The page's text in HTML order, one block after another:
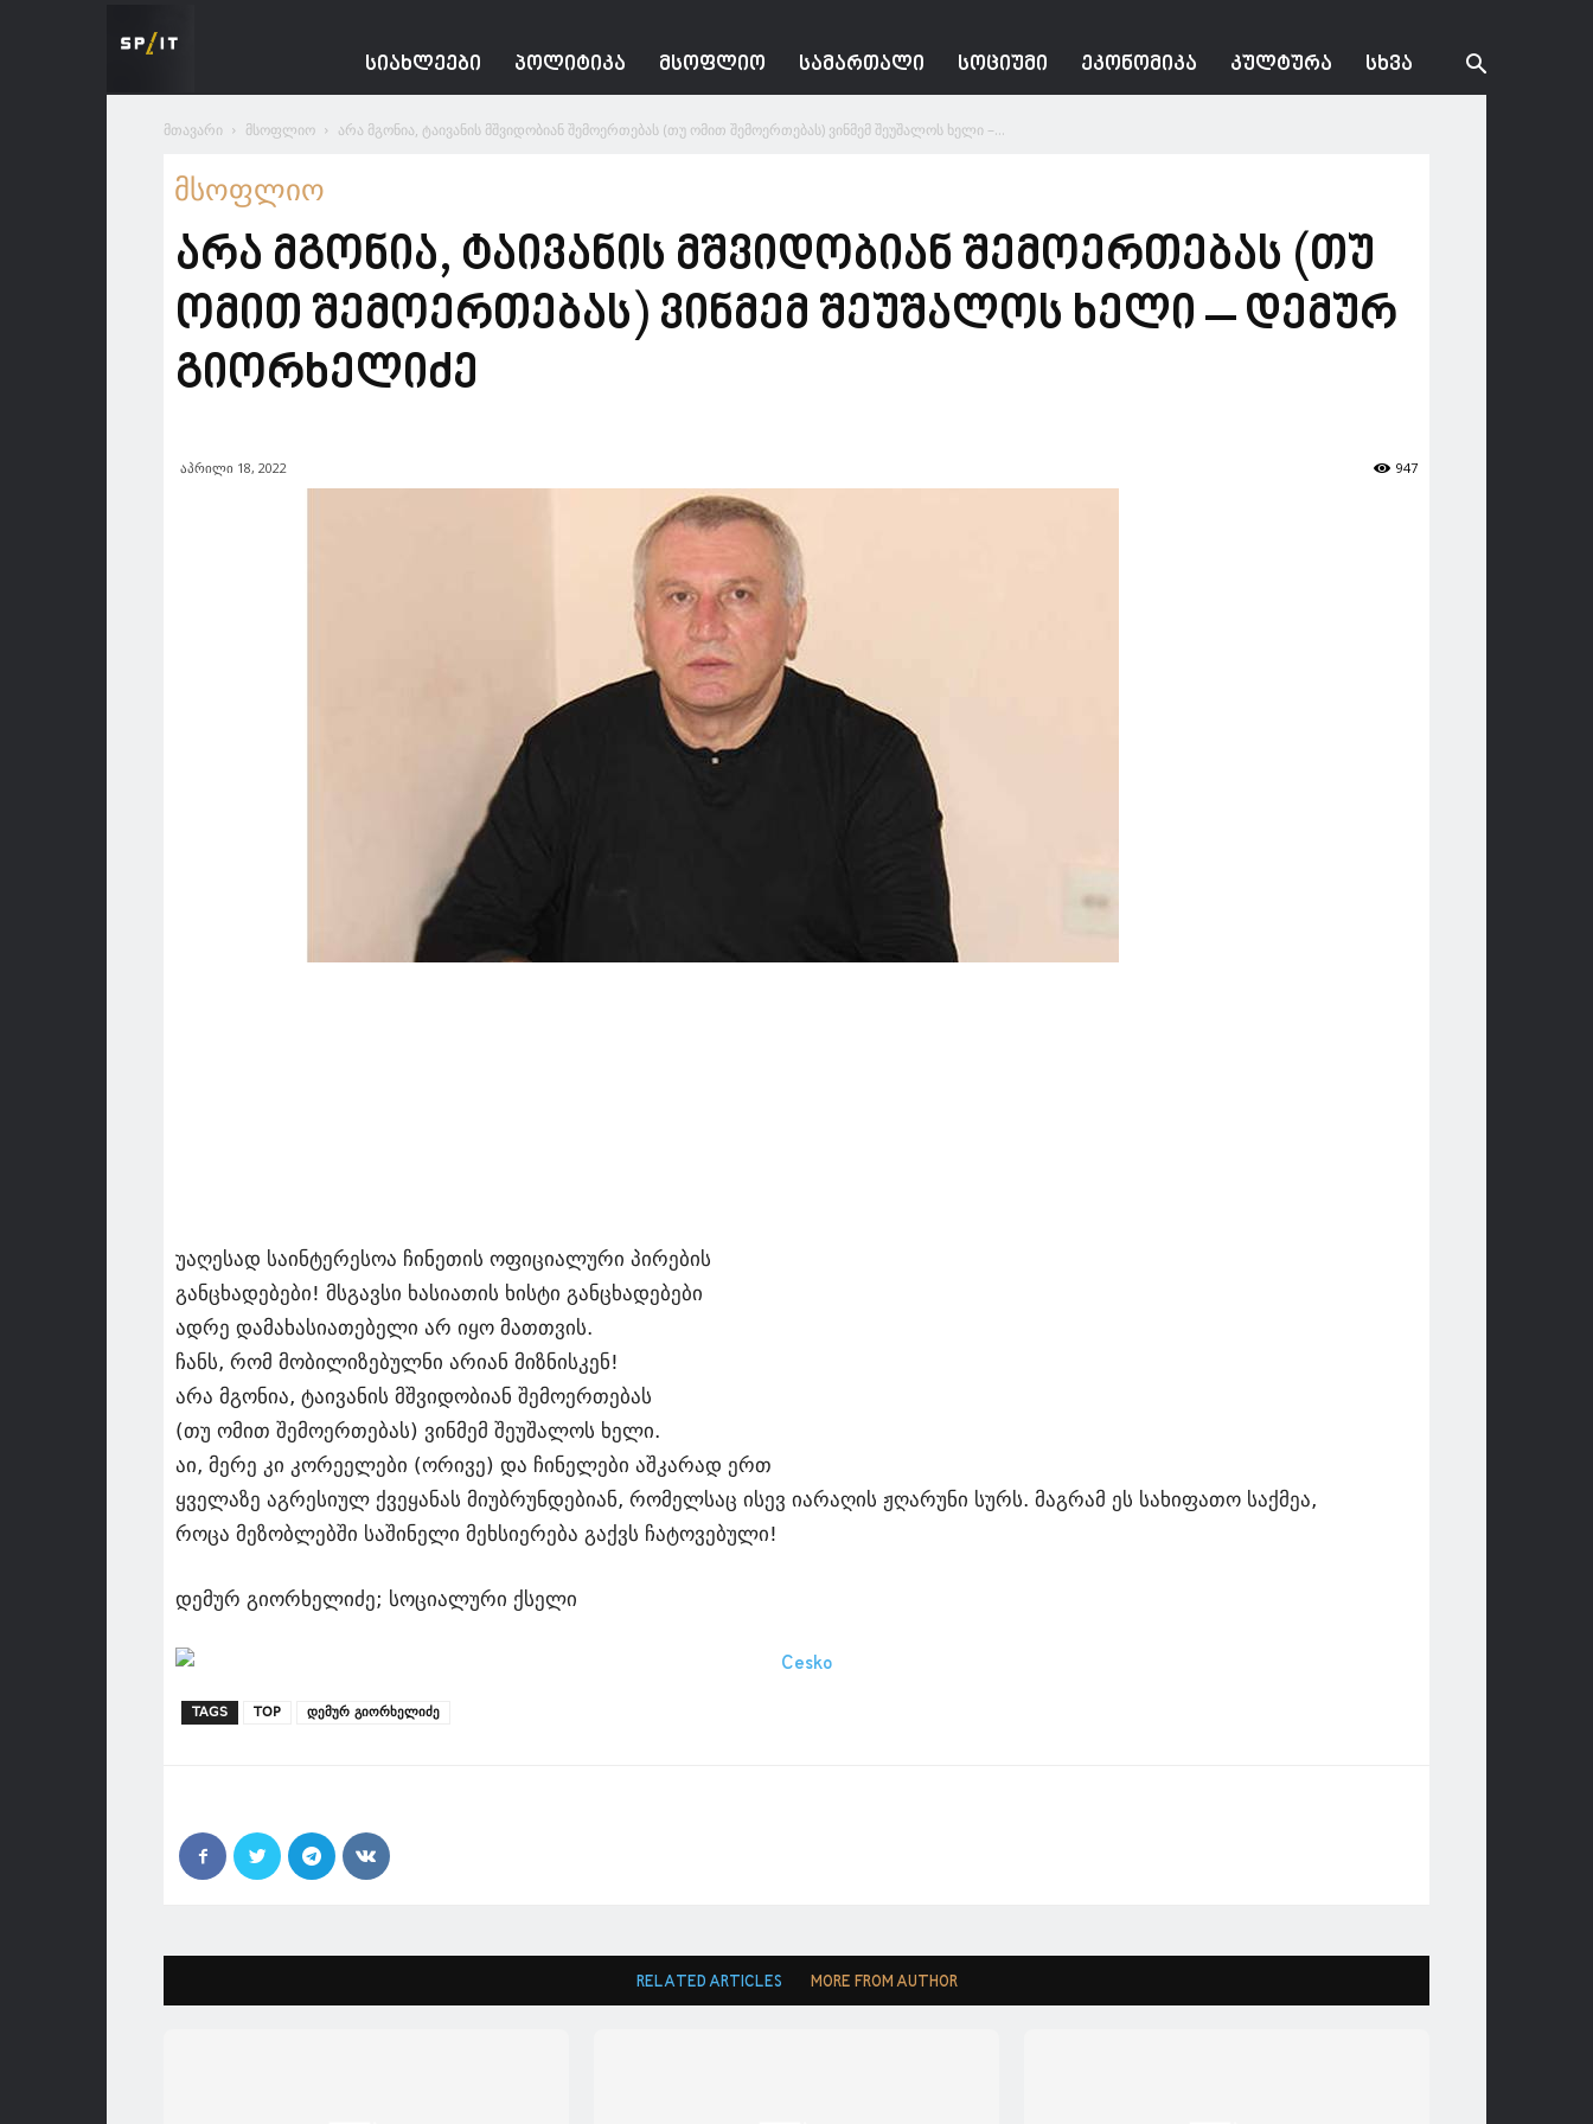
ᲡᲘᲐᲮᲚᲔᲔᲑᲘ ᲞᲝᲚᲘᲢᲘᲙᲐ ᲛᲡᲝᲤᲚᲘᲝ ᲡᲐᲛᲐᲠᲗᲐᲚᲘ ᲡᲝᲪᲘᲣᲛᲘ ᲔᲙᲝᲜᲝᲛᲘᲙᲐ ᲙᲣᲚᲢᲣᲠᲐ ᲡᲮᲕᲐ
მთავარი მსოფლიო არა მგონია, ტაივანის მშვიდობიან შემოერთებას (თუ ომით შემოერთებას) ვინმემ შეუშალოს ხელი –...
მსოფლიო
არა მგონია, ტაივანის მშვიდობიან შემოერთებას (თუ
ომით შემოერთებას) ვინმემ შეუშალოს ხელი – დემურ
გიორხელიძე
აპრილი 18, 2022 947
უაღესად საინტერესოა ჩინეთის ოფიციალური პირების
განცხადებები! მსგავსი ხასიათის ხისტი განცხადებები
ადრე დამახასიათებელი არ იყო მათთვის.
ჩანს, რომ მობილიზებულნი არიან მიზნისკენ!
არა მგონია, ტაივანის მშვიდობიან შემოერთებას
(თუ ომით შემოერთებას) ვინმემ შეუშალოს ხელი.
აი, მერე კი კორეელები (ორივე) და ჩინელები აშკარად ერთ
ყველაზე აგრესიულ ქვეყანას მიუბრუნდებიან, რომელსაც ისევ იარაღის ჟღარუნი სურს. მაგრამ ეს სახიფათო საქმეა,
როცა მეზობლებში საშინელი მეხსიერება გაქვს ჩატოვებული!
დემურ გიორხელიძე; სოციალური ქსელი
TAGS TOP დემურ გიორხელიძე
RELATED ARTICLES MORE FROM AUTHOR